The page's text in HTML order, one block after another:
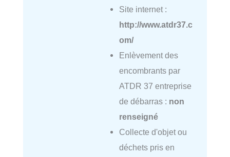
Site internet :
http://www.atdr37.c
om/
Enlèvement des
encombrants par
ATDR 37 entreprise
de débarras : non
renseigné
Collecte d'objet ou
déchets pris en